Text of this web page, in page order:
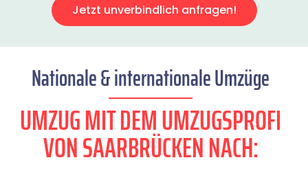
Jetzt unverbindlich anfragen!
Nationale & internationale Umzüge
UMZUG MIT DEM UMZUGSPROFI
VON SAARBRÜCKEN NACH: